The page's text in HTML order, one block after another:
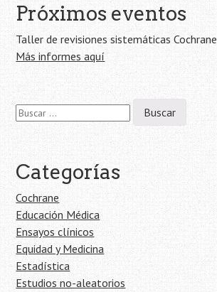
Próximos eventos
Taller de revisiones sistemáticas Cochrane
Más informes aquí
Buscar:
Categorías
Cochrane
Educación Médica
Ensayos clínicos
Equidad y Medicina
Estadística
Estudios no-aleatorios